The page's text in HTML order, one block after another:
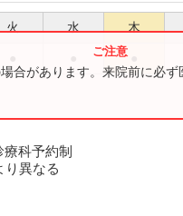
火 水 木
合があります。来院前に必ず
科予約制
り異なる